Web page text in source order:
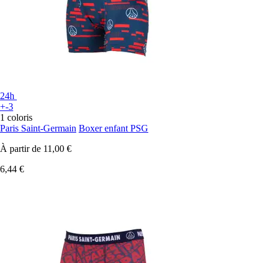
24h
+-3
1 coloris
Paris Saint-Germain Boxer enfant PSG
À partir de 11,00 €
6,44 €